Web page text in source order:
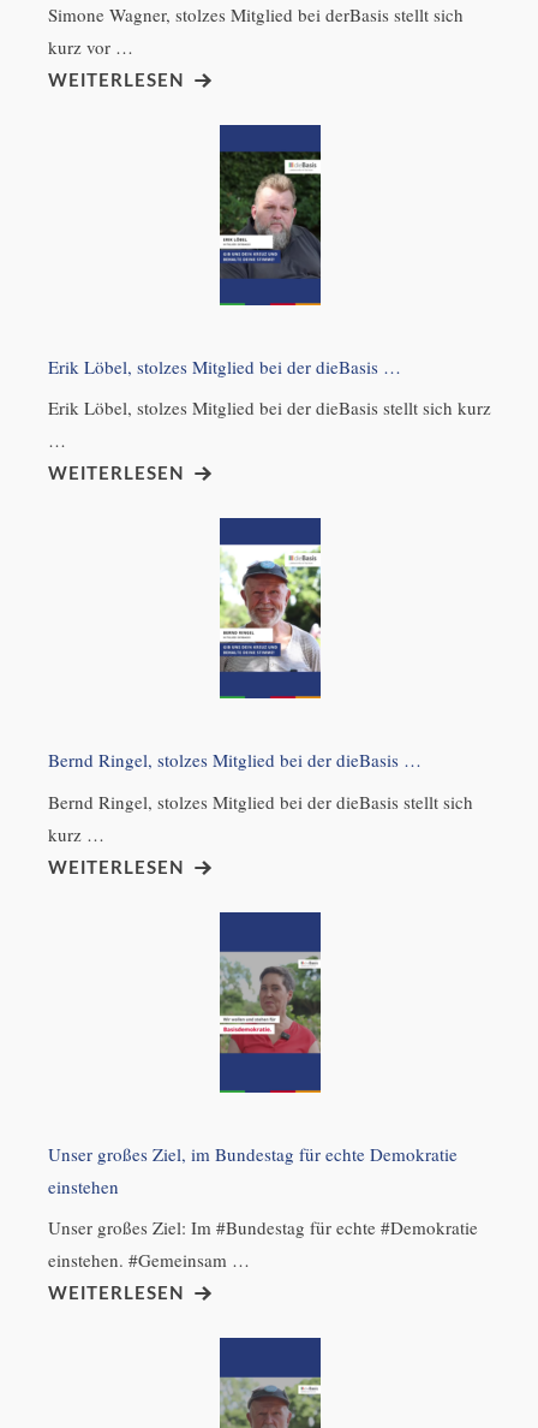
Simone Wagner, stolzes Mitglied bei derBasis stellt sich
kurz vor …
WEITERLESEN
Erik Löbel, stolzes Mitglied bei der dieBasis …
Erik Löbel, stolzes Mitglied bei der dieBasis stellt sich kurz
…
WEITERLESEN
Bernd Ringel, stolzes Mitglied bei der dieBasis …
Bernd Ringel, stolzes Mitglied bei der dieBasis stellt sich
kurz …
WEITERLESEN
Unser großes Ziel, im Bundestag für echte Demokratie
einstehen
Unser großes Ziel: Im #Bundestag für echte #Demokratie
einstehen. #Gemeinsam …
WEITERLESEN